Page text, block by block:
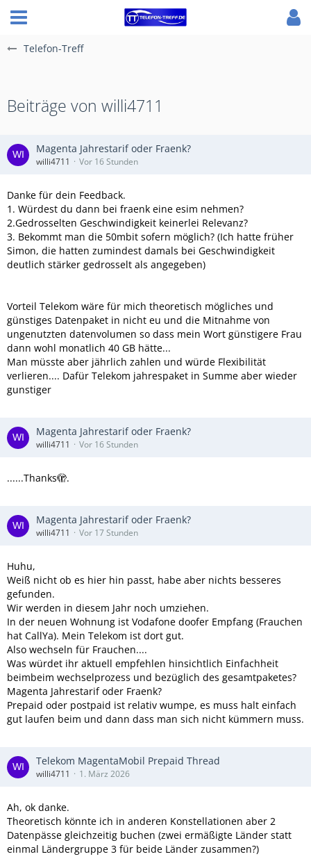
Telefon-Treff
Beiträge von willi4711
Magenta Jahrestarif oder Fraenk?
willi4711 Vor 16 Stunden
Danke für dein Feedback.
1. Würdest du dann bei fraenk eine esim nehmen?
2.Gedrosselten Geschwindigkeit keinerlei Relevanz?
3. Bekommt man die 50mbit sofern möglich? (Ich hatte früher
Simon, die hatten zumindest damals bei Geschwindigkeit
deutlich stärker gedrosselt als angegeben)
Vorteil Telekom wäre für mich theoretisch mögliches und
günstiges Datenpaket in nicht eu und die Mitnahme von
ungenutzten datenvolumen so dass mein Wort günstigere Frau
dann wohl monatlich 40 GB hätte...
Man müsste aber jährlich zahlen und würde Flexibilität
verlieren.... Dafür Telekom jahrespaket in Summe aber wieder
gunstiger
Magenta Jahrestarif oder Fraenk?
willi4711 Vor 16 Stunden
......Thanks🫣.
Magenta Jahrestarif oder Fraenk?
willi4711 Vor 17 Stunden
Huhu,
Weiß nicht ob es hier hin passt, habe aber nichts besseres
gefunden.
Wir werden in diesem Jahr noch umziehen.
In der neuen Wohnung ist Vodafone doofer Empfang (Frauchen
hat CallYa). Mein Telekom ist dort gut.
Also wechseln für Frauchen....
Was würdet ihr aktuell empfehlen hinsichtlich Einfachheit
beimbeim wechselprozess und bezüglich des gesamtpaketes?
Magenta Jahrestarif oder Fraenk?
Prepaid oder postpaid ist relativ wumpe, es muss halt einfach
gut laufen beim und dann dass man sich nicht kümmern muss.
Telekom MagentaMobil Prepaid Thread
willi4711 1. März 2026
Ah, ok danke.
Theoretisch könnte ich in anderen Konstellationen aber 2
Datenpässe gleichzeitig buchen (zwei ermäßigte Länder statt
einmal Ländergruppe 3 für beide Länder zusammen?)